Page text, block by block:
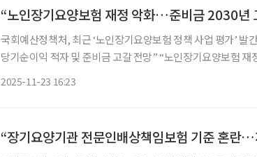
“노인장기요양보험 재정 악화…준비금 2030년
국회예산정책처, 최근 ‘노인장기요양보험 정책 사업 평가’ 발
당기순이익 적자 및 준비금 고갈 전망” “노인장기요양보험 재
2025-11-23 16:23
“장기요양기관 전문인배상책임보험 기준 혼란